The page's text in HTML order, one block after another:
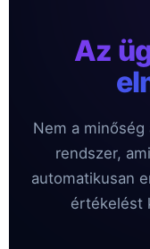
Az
Nem a minőség
rendszer,
automatikusan
értékelést